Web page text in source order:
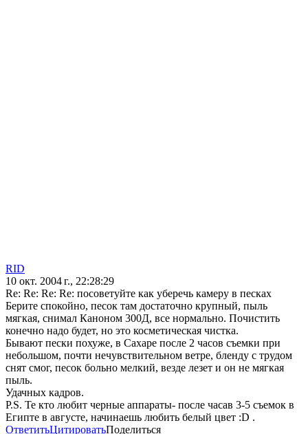
RID
10 окт. 2004 г., 22:28:29
Re: Re: Re: Re: посоветуйте как уберечь камеру в песках
Берите спокойно, песок там достаточно крупный, пыль
мягкая, снимал Каноном 300Д, все нормально. Почистить
конечно надо будет, но это косметическая чистка.
Бывают пески похуже, в Сахаре после 2 часов съемки при
небольшом, почти нечувствительном ветре, бленду с трудом
снят смог, песок больно мелкий, везде лезет и он не мягкая
пыль.
Удачных кадров.
Р.S. Те кто любит черные аппараты- после часав 3-5 съемок в
Египте в августе, начинаешь любить белый цвет :D .
ОтветитьЦитироватьПоделиться